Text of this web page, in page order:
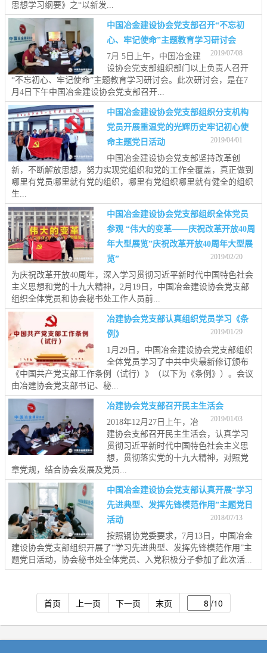
思想学习纲要》之“以新发...
中国冶金建设协会党支部召开“不忘初
心、牢记使命”主题教育学习研讨会
2019/07/08
7月 5日上午，中国冶金建
设协会党支部组织部门以上负责人召开
“不忘初心、牢记使命”主题教育学习研讨会。此次研讨会，是在7
月4日下午中国冶金建设协会党支部召开...
中国冶金建设协会党支部组织分支机构
党员开展重温党的光辉历史牢记初心使
命主题党日活动
2019/04/01
中国冶金建设协会党支部坚持改革创
新，不断解放思想，努力实现党组织和党的工作全覆盖，真正做到
哪里有党员哪里就有党的组织，哪里有党组织哪里就有健全的组织
生...
中国冶金建设协会党支部组织全体党员
参观 “伟大的变革——庆祝改革开放40周
年大型展览”庆祝改革开放40周年大型展
览”
2019/02/20
为庆祝改革开放40周年，深入学习贯彻习近平新时代中国特色社会
主义思想和党的十九大精神，2月19日，中国冶金建设协会党支部
组织全体党员和协会秘书处工作人员前...
冶建协会党支部认真组织党员学习《条
例》
2019/01/29
1月29日，中国冶金建设协会党支部组织
全体党员学习了中共中央最新修订颁布
《中国共产党支部工作条例（试行）》（以下为《条例》）。会议
由冶建协会党支部书记、秘...
冶建协会党支部召开民主生活会
2019/01/03
2018年12月27日上午，冶
建协会支部召开民主生活会，认真学习
贯彻习近平新时代中国特色社会主义思
想，贯彻落实党的十九大精神，对照党
章党规，结合协会发展及党员...
中国冶金建设协会党支部认真开展“学习
先进典型、发挥先锋模范作用”主题党日
活动
2018/07/13
按照钢协党委要求，7月13日，中国冶金
建设协会党支部组织开展了“学习先进典型、发挥先锋模范作用”主
题党日活动，协会秘书处全体党员、入党积极分子参加了此次活...
首页 上一页 下一页 末页 /10